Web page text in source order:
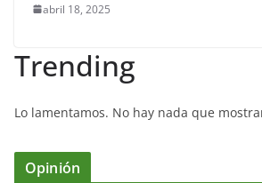
abril 18, 2025
Trending
Lo lamentamos. No hay nada que
Opinión